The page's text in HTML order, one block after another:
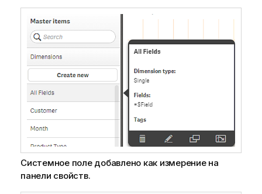
Системное поле добавлено как измерение на
панели свойств.